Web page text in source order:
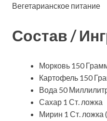
Вегетарианское питание
Состав /
Морковь 150
Картофель 150
Вода 50
Сахар 1 Ст. ложка
Мирин 1 Ст. ложка